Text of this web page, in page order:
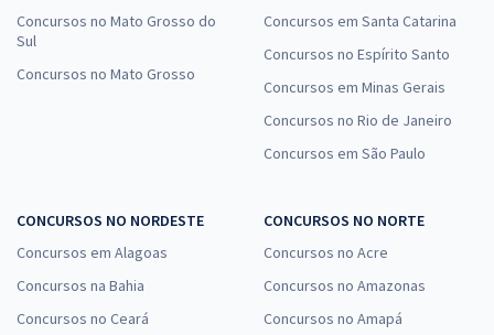
ou 12x de
R$39,99
Economize R$ 119,98 (-20%)
Comprar
Concursos no Mato Grosso do
Sul
Concursos no Mato Grosso
Concursos em Santa Catarina
Concursos no Espírito Santo
Concursos em Minas Gerais
Concursos no Rio de Janeiro
Concursos em São Paulo
CONCURSOS NO NORDESTE
Concursos em Alagoas
Concursos na Bahia
Concursos no Ceará
CONCURSOS NO NORTE
Concursos no Acre
Concursos no Amazonas
Concursos no Amapá